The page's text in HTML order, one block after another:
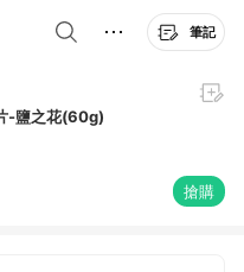
筆記
-鹽之花(60g)
搶購